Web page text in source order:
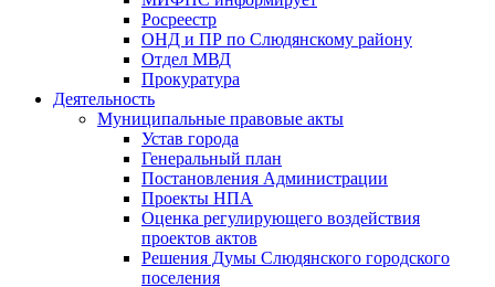
Росреестр
ОНД и ПР по Слюдянскому району
Отдел МВД
Прокуратура
Деятельность
Муниципальные правовые акты
Устав города
Генеральный план
Постановления Администрации
Проекты НПА
Оценка регулирующего воздействия
проектов актов
Решения Думы Слюдянского городского
поселения